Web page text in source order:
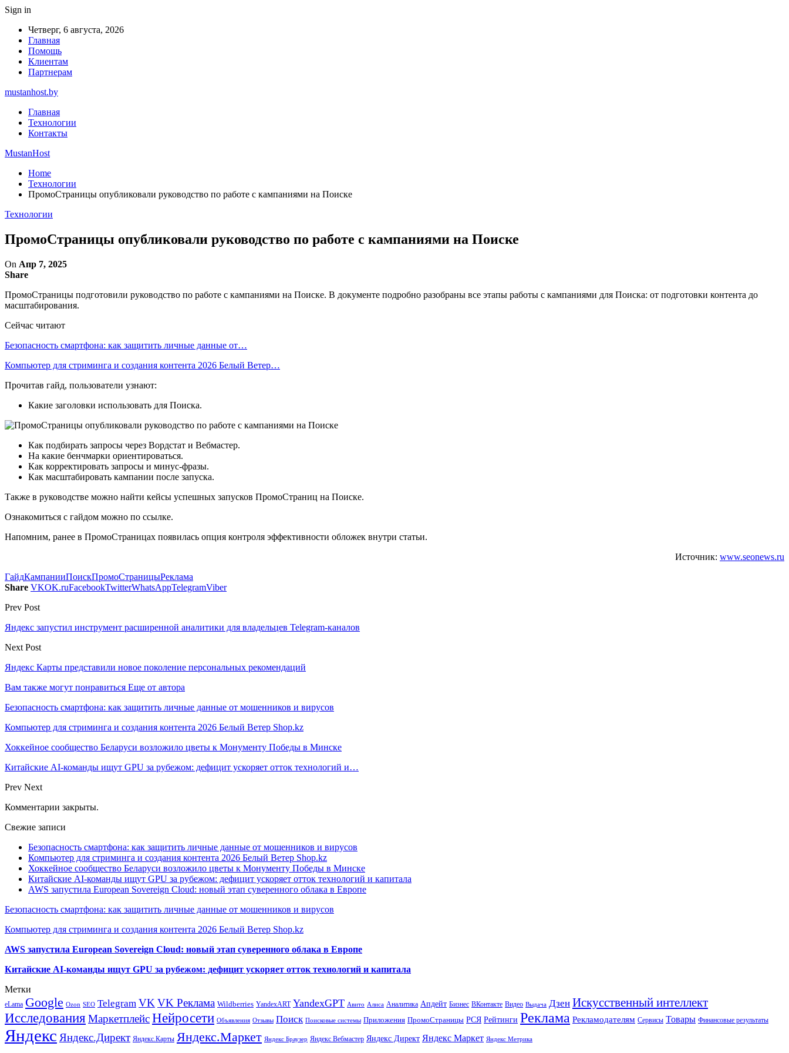
Sign in
Четверг, 6 августа, 2026
Главная
Помощь
Клиентам
Партнерам
mustanhost.by
Главная
Технологии
Контакты
MustanHost
Home
Технологии
ПромоСтраницы опубликовали руководство по работе с кампаниями на Поиске
Технологии
ПромоСтраницы опубликовали руководство по работе с кампаниями на Поиске
On Апр 7, 2025
Share
ПромоСтраницы подготовили руководство по работе с кампаниями на Поиске. В документе подробно разобраны все этапы работы с кампаниями для Поиска: от подготовки контента до
масштабирования.
Сейчас читают
Безопасность смартфона: как защитить личные данные от…
Компьютер для стриминга и создания контента 2026 Белый Ветер…
Прочитав гайд, пользователи узнают:
Какие заголовки использовать для Поиска.
Как подбирать запросы через Вордстат и Вебмастер.
На какие бенчмарки ориентироваться.
Как корректировать запросы и минус-фразы.
Как масштабировать кампании после запуска.
Также в руководстве можно найти кейсы успешных запусков ПромоСтраниц на Поиске.
Ознакомиться с гайдом можно по ссылке.
Напомним, ранее в ПромоСтраницах появилась опция контроля эффективности обложек внутри статьи.
Источник: www.seonews.ru
ГайдКампанииПоискПромоСтраницыРеклама
Share VKOK.ruFacebookTwitterWhatsAppTelegramViber
Prev Post
Яндекс запустил инструмент расширенной аналитики для владельцев Telegram-каналов
Next Post
Яндекс Карты представили новое поколение персональных рекомендаций
Вам также могут понравиться Еще от автора
Безопасность смартфона: как защитить личные данные от мошенников и вирусов
Компьютер для стриминга и создания контента 2026 Белый Ветер Shop.kz
Хоккейное сообщество Беларуси возложило цветы к Монументу Победы в Минске
Китайские AI-команды ищут GPU за рубежом: дефицит ускоряет отток технологий и…
Prev Next
Комментарии закрыты.
Свежие записи
Безопасность смартфона: как защитить личные данные от мошенников и вирусов
Компьютер для стриминга и создания контента 2026 Белый Ветер Shop.kz
Хоккейное сообщество Беларуси возложило цветы к Монументу Победы в Минске
Китайские AI-команды ищут GPU за рубежом: дефицит ускоряет отток технологий и капитала
AWS запустила European Sovereign Cloud: новый этап суверенного облака в Европе
Безопасность смартфона: как защитить личные данные от мошенников и вирусов
Компьютер для стриминга и создания контента 2026 Белый Ветер Shop.kz
AWS запустила European Sovereign Cloud: новый этап суверенного облака в Европе
Китайские AI-команды ищут GPU за рубежом: дефицит ускоряет отток технологий и капитала
Метки
eLama Google Ozon SEO Telegram VK VK Реклама Wildberries YandexART YandexGPT Авито Алиса Аналитика Апдейт Бизнес ВКонтакте Видео Выдача Дзен Искусственный интеллект
Исследования МаркетплейсНейросети Объявления Отзывы Поиск Поисковые системы Приложения ПромоСтраницы РСЯ Рейтинги Реклама Рекламодателям Сервисы Товары Финансовые результаты
Яндекс Яндекс.Директ Яндекс.Карты Яндекс.Маркет Яндекс Браузер Яндекс Вебмастер Яндекс Директ Яндекс Маркет Яндекс Метрика